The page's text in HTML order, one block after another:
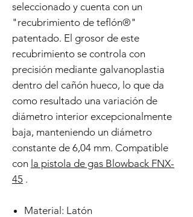
seleccionado y cuenta con un
"recubrimiento de teflón®"
patentado. El grosor de este
recubrimiento se controla con
precisión mediante galvanoplastia
dentro del cañón hueco, lo que da
como resultado una variación de
diámetro interior excepcionalmente
baja, manteniendo un diámetro
constante de 6,04 mm. Compatible
con la pistola de gas Blowback FNX-
45 .
Material: Latón